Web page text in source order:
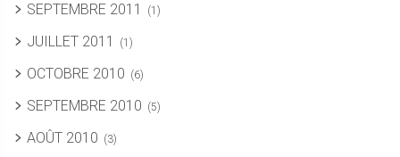
SEPTEMBRE 2011 (1)
JUILLET 2011 (1)
OCTOBRE 2010 (6)
SEPTEMBRE 2010 (5)
AOÛT 2010 (3)